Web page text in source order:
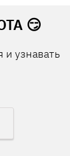
😏
и узнавать